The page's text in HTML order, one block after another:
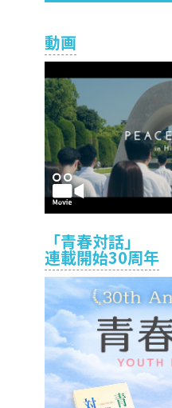
動画
「青春対話」
連載開始30周年